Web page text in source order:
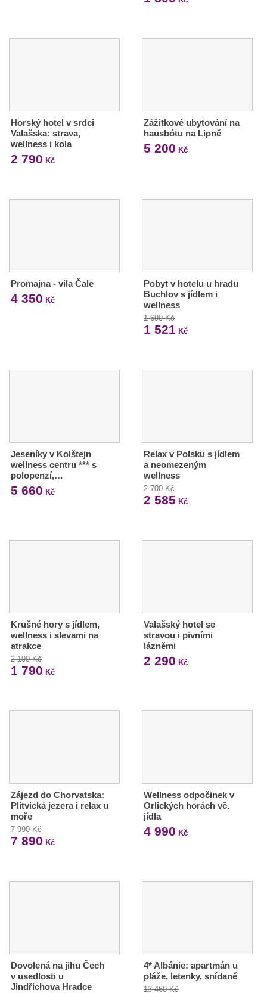
Horský hotel v srdci
Valašska: strava,
wellness i kola
2 790 Kč
Zážitkové ubytování na
hausbótu na Lipně
5 200 Kč
Promajna - vila Čale
4 350 Kč
Pobyt v hotelu u hradu
Buchlov s jídlem i
wellness
1 690 Kč
1 521 Kč
Jeseníky v Kolštejn
wellness centru *** s
polopenzí,…
5 660 Kč
Relax v Polsku s jídlem
a neomezeným
wellness
2 700 Kč
2 585 Kč
Krušné hory s jídlem,
wellness i slevami na
atrakce
2 190 Kč
1 790 Kč
Valašský hotel se
stravou i pivními
lázněmi
2 290 Kč
Zájezd do Chorvatska:
Plitvická jezera i relax u
moře
7 990 Kč
7 890 Kč
Wellness odpočinek v
Orlických horách vč.
jídla
4 990 Kč
Dovolená na jihu Čech
v usedlosti u
Jindřichova Hradce
4* Albánie: apartmán u
pláže, letenky, snídaně
13 460 Kč